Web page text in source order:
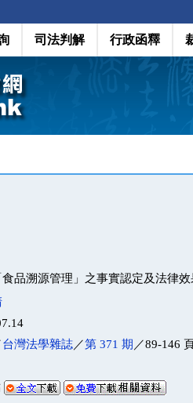
司法判解 行政函釋
品溯源管理」之事實認定及法律效
台灣法學雜誌／第 371 期 ／89-146